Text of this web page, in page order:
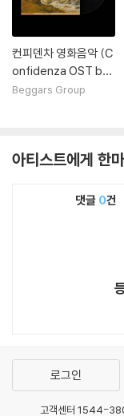
컨피덴차 영화음악 (C
onfidenza OST by
Thom Yorke) [LP]
Beggars Group
아티스트에게 한
댓글 0건
로그인
고객센터 1544-